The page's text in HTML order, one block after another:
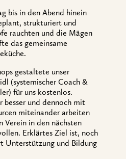
bis in den Abend hinein
strukturiert und
rauchten und die Mägen
das gemeinsame
gestaltete unser
(systemischer Coach &
für uns kostenlos.
besser und dennoch mit
miteinander arbeiten
Verein in den nächsten
Erklärtes Ziel ist, noch
Unterstützung und Bildung